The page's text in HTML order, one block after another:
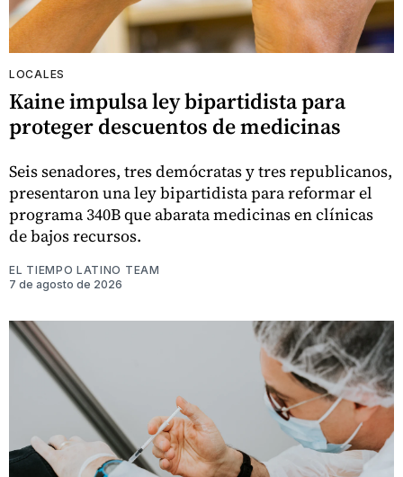
LOCALES
Kaine impulsa ley bipartidista para
proteger descuentos de medicinas
Seis senadores, tres demócratas y tres republicanos,
presentaron una ley bipartidista para reformar el
programa 340B que abarata medicinas en clínicas
de bajos recursos.
EL TIEMPO LATINO TEAM
7 de agosto de 2026